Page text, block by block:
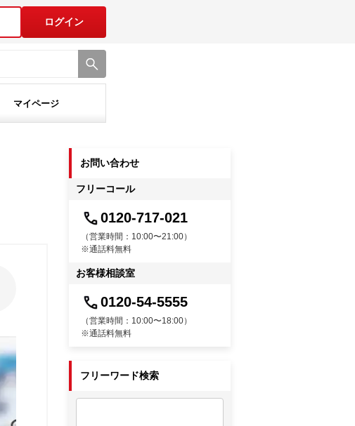
ログイン
マイページ
お問い合わせ
フリーコール
0120-717-021
（営業時間：10:00〜21:00）
※通話料無料
お客様相談室
0120-54-5555
（営業時間：10:00〜18:00）
※通話料無料
フリーワード検索